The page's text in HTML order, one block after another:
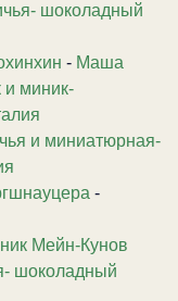
шоколадный
- Маша
миник-
и миниатюрная-
-
Мейн-Кунов
шоколадный